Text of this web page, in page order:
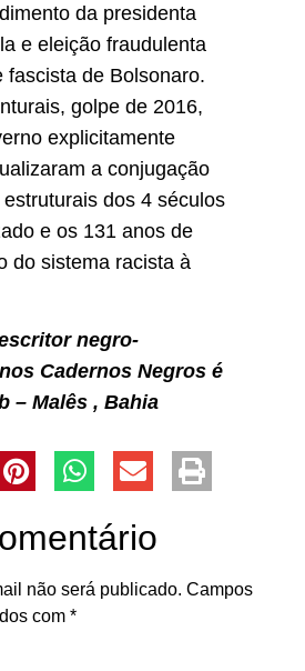
da presidenta
e eleição fraudulenta
fascista de Bolsonaro.
golpe de 2016,
explicitamente
a conjugação
dos 4 séculos
e os 131 anos de
do sistema racista à
negro-
Cadernos Negros é
– Malês , Bahia
não será publicado. Campos
com *